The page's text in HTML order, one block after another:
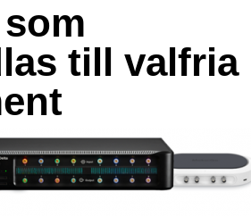
till valfria